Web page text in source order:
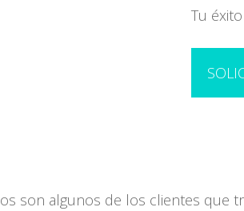
Tu
son algunos de los clientes que